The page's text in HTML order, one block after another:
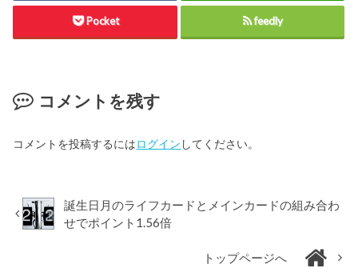
Pocket feedly
コメントを残す
コメントを投稿するにはログイン してください。
誕生日月のライフカードとメインカードの組み合わ
せでポイント1.56倍
トップページへ